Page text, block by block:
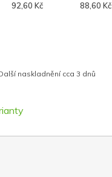
92,60 Kč 88,60 Kč
naskladnění cca 3 dnů